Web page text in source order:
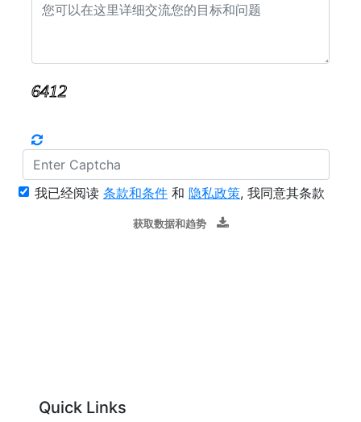
我已经阅读 条款和条件 和 隐私政策, 我同意其条款
获取数据和趋势
Quick Links